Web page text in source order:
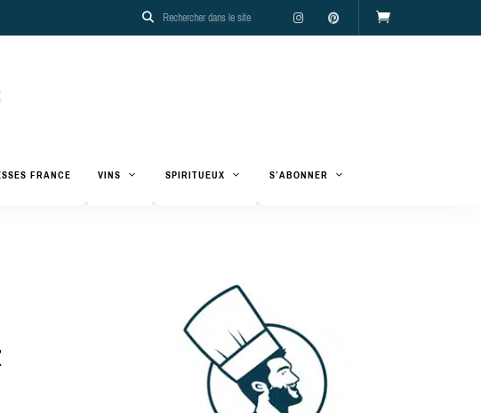
FRANCE VINS SPIRITUEUX S’ABONNER